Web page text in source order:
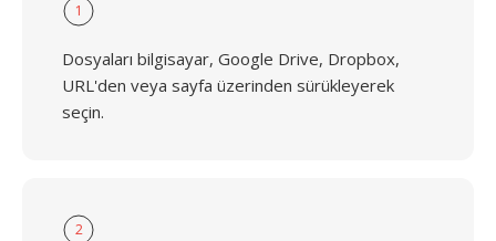
1
Dosyaları bilgisayar, Google Drive, Dropbox,
URL'den veya sayfa üzerinden sürükleyerek
seçin.
2